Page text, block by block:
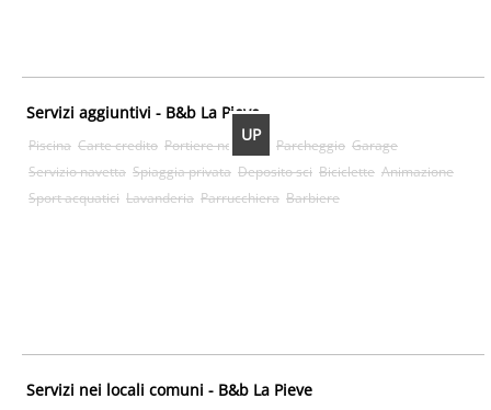
UP
Servizi aggiuntivi - B&b La Pieve
Piscina Carte credito Portiere notturno Parcheggio Garage
Servizio navetta Spiaggia privata Deposito sci Biciclette Animazione
Sport acquatici Lavanderia Parrucchiera Barbiere
Servizi nei locali comuni - B&b La Pieve